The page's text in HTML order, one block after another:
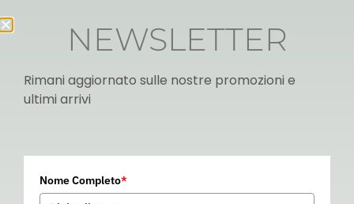
NEWSLETTER
Rimani aggiornato sulle nostre promozioni e
ultimi arrivi
Nome Completo*